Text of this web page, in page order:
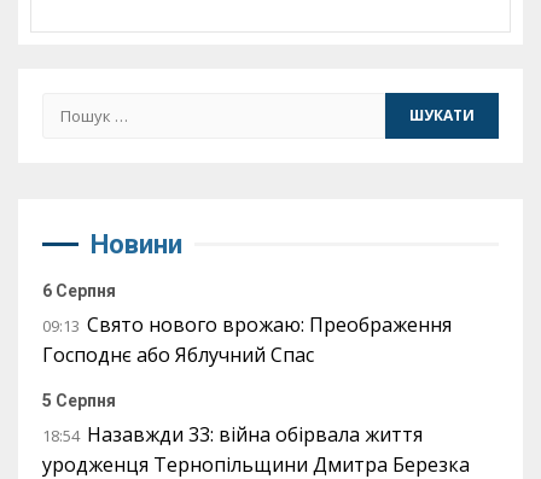
Пошук:
Новини
6 Серпня
09:13 Свято нового врожаю: Преображення
Господнє або Яблучний Спас
5 Серпня
18:54 Назавжди 33: війна обірвала життя
уродженця Тернопільщини Дмитра Березка